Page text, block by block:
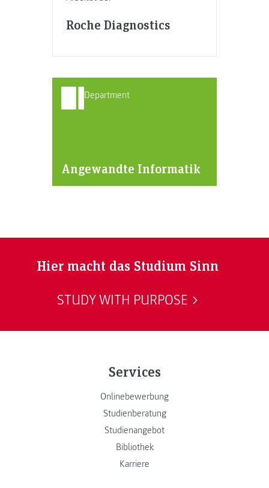
Roche Diagnostics
Department
Angewandte Informatik
Hier macht das Studium Sinn
STUDY WITH PURPOSE
Services
Onlinebewerbung
Studienberatung
Studienangebot
Bibliothek
Karriere